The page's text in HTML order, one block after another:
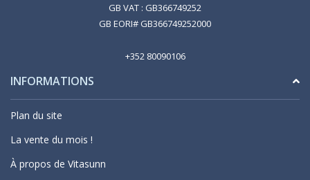
GB VAT : GB366749252
GB EORI# GB366749252000
+352 80090106
INFORMATIONS
Plan du site
La vente du mois !
À propos de Vitasunn